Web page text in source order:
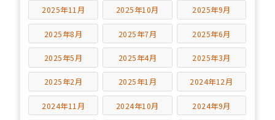
2025年11月 2025年10月 2025年9月
2025年8月 2025年7月 2025年6月
2025年5月 2025年4月 2025年3月
2025年2月 2025年1月 2024年12月
2024年11月 2024年10月 2024年9月